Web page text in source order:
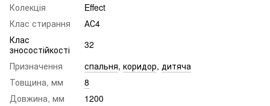
Колекція
Effect
Клас стирання
АС4
Клас
зносостійкості
32
Призначення
спальня, коридор, дитяча
Товщина, мм
8
Довжина, мм
1200